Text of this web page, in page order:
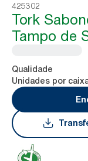
425302
Tork
Tampo de
Qualidade
Unidades por